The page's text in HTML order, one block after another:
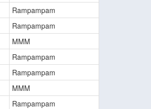
Rampampam
Rampampam
MMM
Rampampam
Rampampam
MMM
Rampampam